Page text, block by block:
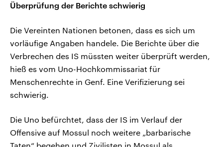
Überprüfung der Berichte schwierig
Die Vereinten Nationen betonen, dass es sich um
vorläufige Angaben handele. Die Berichte über die
Verbrechen des IS müssten weiter überprüft werden,
hieß es vom Uno-Hochkommissariat für
Menschenrechte in Genf. Eine Verifizierung sei
schwierig.
Die Uno befürchtet, dass der IS im Verlauf der
Offensive auf Mossul noch weitere „barbarische